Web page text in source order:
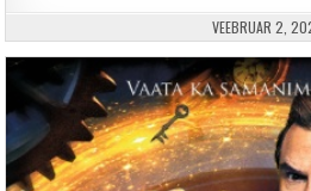
PUBLISHED
VEEBRUAR 2,